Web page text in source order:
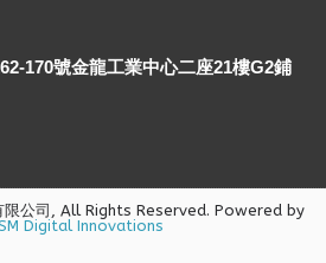
170號金龍工業中心二座21樓G2鋪
公司, All Rights Reserved. Powered by
Digital Innovations